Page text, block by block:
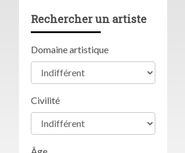
Rechercher un artiste
Domaine artistique
Civilité